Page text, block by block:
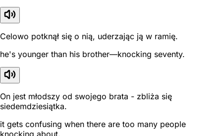
Celowo potknął się o nią, uderzając ją w ramię.
he's younger than his brother—knocking seventy.
On jest młodszy od swojego brata - zbliża się
siedemdziesiątka.
it gets confusing when there are too many people